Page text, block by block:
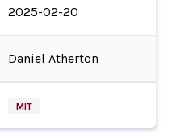
2025-02-20
Daniel Atherton
MIT